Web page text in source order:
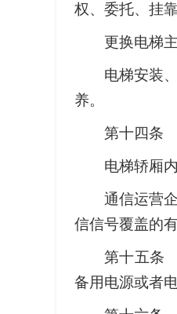
权、委托、挂
更换电梯
电梯安装
养。
第十四条
电梯轿厢
通信运营
信信号覆盖的
第十五条
备用电源或者